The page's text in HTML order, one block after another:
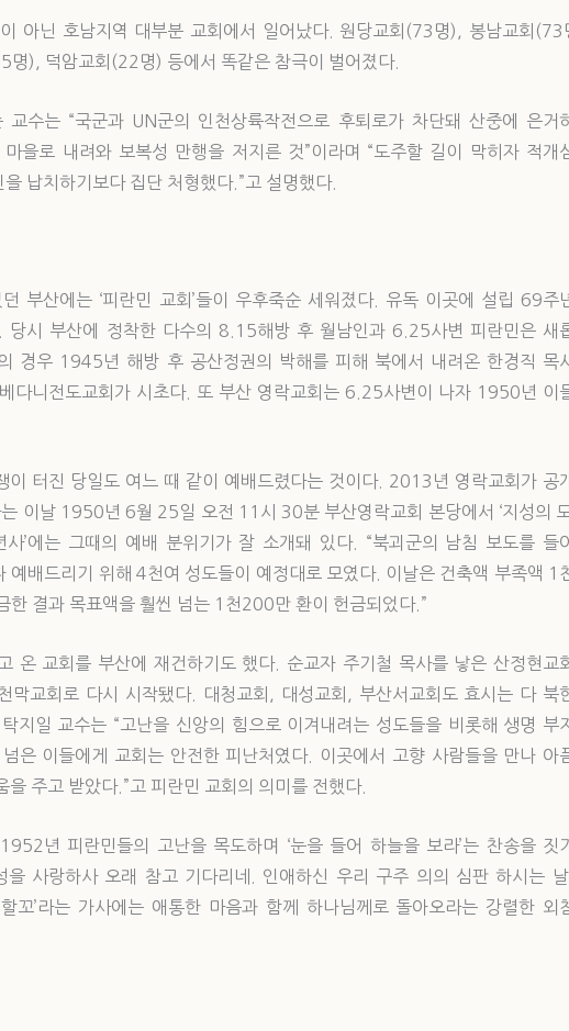
아닌 호남지역 대부분 교회에서 일어났다. 원당교회(73명), 봉남교회(73
), 덕암교회(22명) 등에서 똑같은 참극이 벌어졌다.
수는 “국군과 UN군의 인천상륙작전으로 후퇴로가 차단돼 산중에 은거
을로 내려와 보복성 만행을 저지른 것”이라며 “도주할 길이 막히자 적개
납치하기보다 집단 처형했다.”고 설명했다.
부산에는 ‘피란민 교회’들이 우후죽순 세워졌다. 유독 이곳에 설립 69주
당시 부산에 정착한 다수의 8.15해방 후 월남인과 6.25사변 피란민은 새
경우 1945년 해방 후 공산정권의 박해를 피해 북에서 내려온 한경직 목
다니전도교회가 시초다. 또 부산 영락교회는 6.25사변이 나자 1950년 이
이 터진 당일도 여느 때 같이 예배드렸다는 것이다. 2013년 영락교회가 공
이날 1950년 6월 25일 오전 11시 30분 부산영락교회 본당에서 ‘지성의
사’에는 그때의 예배 분위기가 잘 소개돼 있다. “북괴군의 남침 보도를 들
예배드리기 위해 4천여 성도들이 예정대로 모였다. 이날은 건축액 부족액 1
한 결과 목표액을 훨씬 넘는 1천200만 환이 헌금되었다.”
온 교회를 부산에 재건하기도 했다. 순교자 주기철 목사를 낳은 산정현교
교회로 다시 시작됐다. 대청교회, 대성교회, 부산서교회도 효시는 다 북
지일 교수는 “고난을 신앙의 힘으로 이겨내려는 성도들을 비롯해 생명 부
은 이들에게 교회는 안전한 피난처였다. 이곳에서 고향 사람들을 만나 아
을 주고 받았다.”고 피란민 교회의 의미를 전했다.
년 피란민들의 고난을 목도하며 ‘눈을 들어 하늘을 보라’는 찬송을 짓
을 사랑하사 오래 참고 기다리네. 인애하신 우리 구주 의의 심판 하시는
꼬’라는 가사에는 애통한 마음과 함께 하나님께로 돌아오라는 강렬한 외